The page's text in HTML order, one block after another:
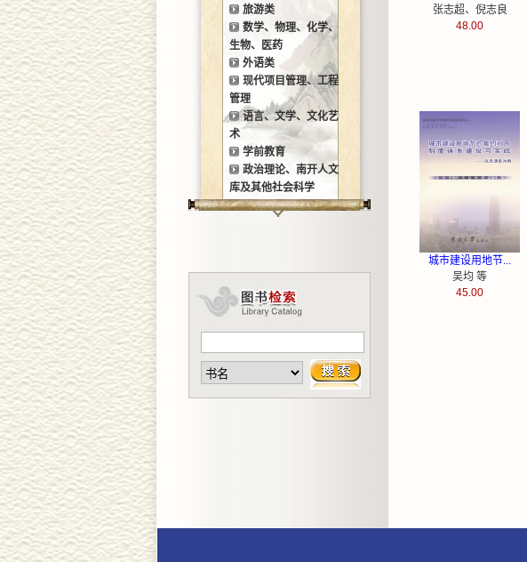
旅游类
数学、物理、化学、
生物、医药
外语类
现代项目管理、工程
管理
语言、文学、文化艺
术
学前教育
政治理论、南开人文
库及其他社会科学
张志超、倪志良
48.00
城市建设用地节...
吴均 等
45.00